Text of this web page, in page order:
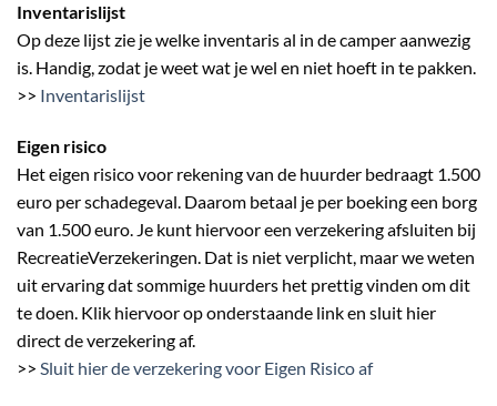
Inventarislijst
Op deze lijst zie je welke inventaris al in de camper aanwezig
is. Handig, zodat je weet wat je wel en niet hoeft in te pakken.
>> Inventarislijst
Eigen risico
Het eigen risico voor rekening van de huurder bedraagt 1.500
euro per schadegeval. Daarom betaal je per boeking een borg
van 1.500 euro. Je kunt hiervoor een verzekering afsluiten bij
RecreatieVerzekeringen. Dat is niet verplicht, maar we weten
uit ervaring dat sommige huurders het prettig vinden om dit
te doen. Klik hiervoor op onderstaande link en sluit hier
direct de verzekering af.
>> Sluit hier de verzekering voor Eigen Risico af